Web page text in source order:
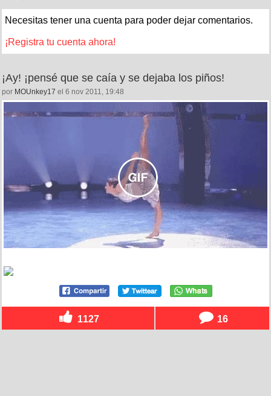
Necesitas tener una cuenta para poder dejar comentarios.
¡Registra tu cuenta ahora!
¡Ay! ¡pensé que se caía y se dejaba los piños!
por MOUnkey17 el 6 nov 2011, 19:48
1127 16